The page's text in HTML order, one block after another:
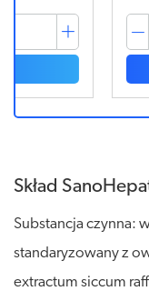
Skład
Substancja czynna:
standaryzowany z
extractum siccum